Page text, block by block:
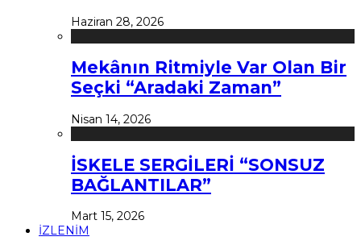
Haziran 28, 2026
Mekânın Ritmiyle Var Olan Bir
Seçki “Aradaki Zaman”
Nisan 14, 2026
İSKELE SERGİLERİ “SONSUZ
BAĞLANTILAR”
Mart 15, 2026
İZLENİM